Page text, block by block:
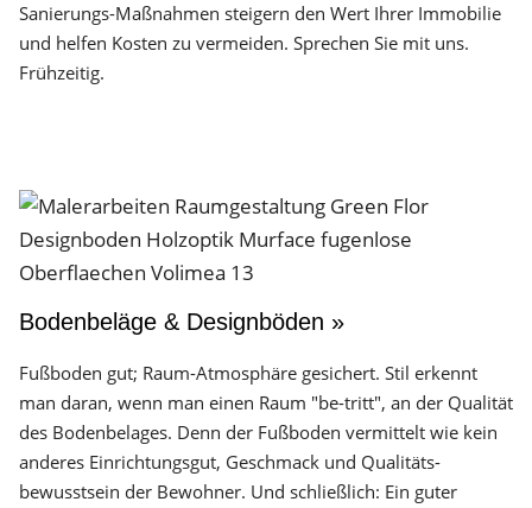
Sanierungs-Maßnahmen steigern den Wert Ihrer Immobilie
und helfen Kosten zu vermeiden. Sprechen Sie mit uns.
Frühzeitig.
Bodenbeläge & Designböden »
Fußboden gut; Raum-Atmosphäre gesichert. Stil erkennt
man daran, wenn man einen Raum "be-tritt", an der Qualität
des Boden­belages. Denn der Fuß­boden vermittelt wie kein
anderes Einrichtungs­gut, Geschmack und Qualitäts­
bewusstsein der Bewohner. Und schließlich: Ein guter